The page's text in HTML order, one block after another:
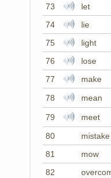
73
let
74
lie
75
light
76
lose
77
make
78
mean
79
meet
80
mistake
81
mow
82